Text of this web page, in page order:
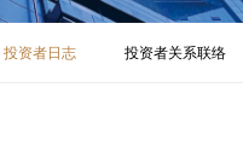
投资者日志 投资者关系联络